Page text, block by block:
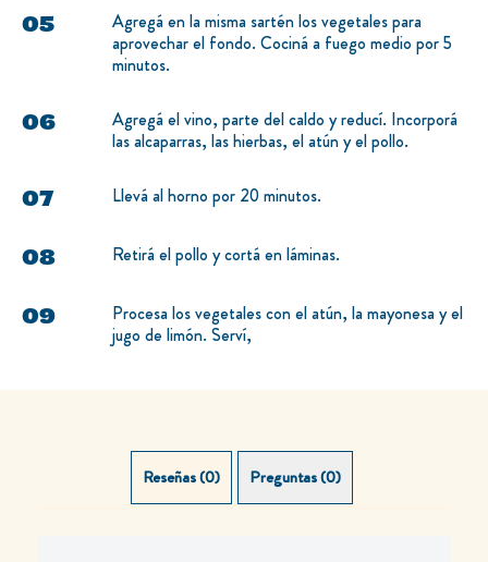
Agregá en la misma sartén los vegetales para
aprovechar el fondo. Cociná a fuego medio por 5
minutos.
Agregá el vino, parte del caldo y reducí. Incorporá
las alcaparras, las hierbas, el atún y el pollo.
Llevá al horno por 20 minutos.
Retirá el pollo y cortá en láminas.
Procesa los vegetales con el atún, la mayonesa y el
jugo de limón. Serví,
Reseñas (0) Preguntas (0)